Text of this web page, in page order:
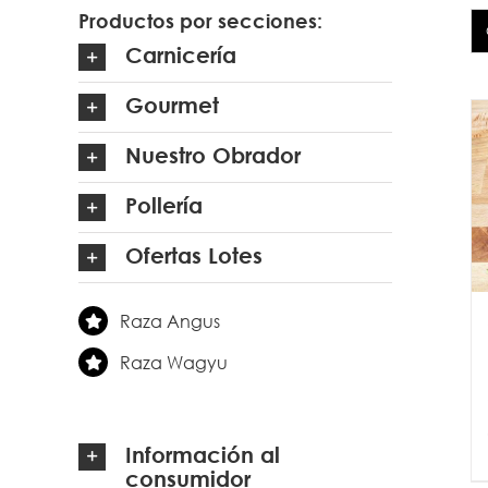
Productos por secciones:
Carnicería
Gourmet
Nuestro Obrador
Pollería
Ofertas Lotes
Raza Angus
Raza Wagyu
Información al
consumidor